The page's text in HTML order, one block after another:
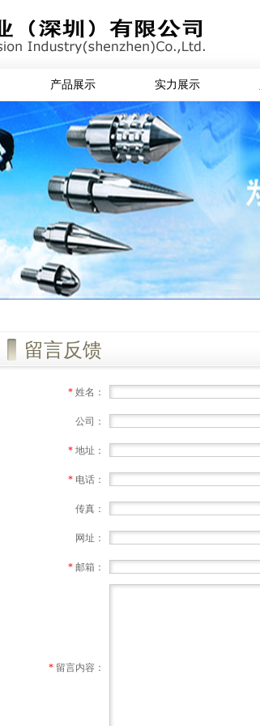
产品展示 实力展示
留言反馈
* 姓名：
公司：
* 地址：
* 电话：
传真：
网址：
* 邮箱：
* 留言内容：